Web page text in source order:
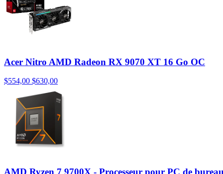
Acer Nitro AMD Radeon RX 9070 XT 16 Go OC
$554,00 $630,00
AMD Ryzen 7 9700X - Processeur pour PC de